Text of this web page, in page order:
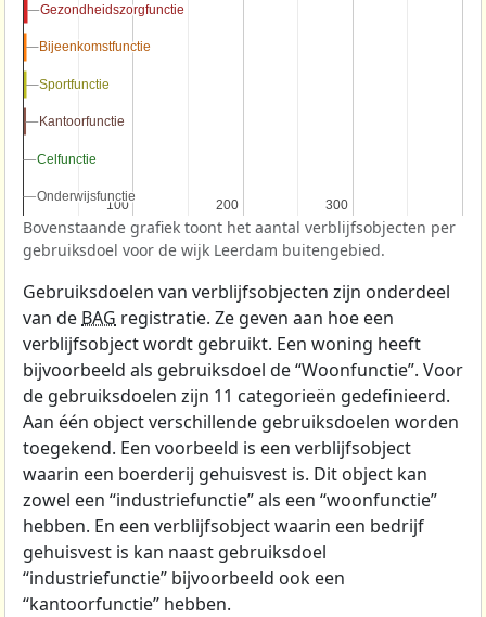
100
100 200
200 300
300
Gezondheidszorgfunctie
Gezondheidszorgfunctie
Bijeenkomstfunctie
Bijeenkomstfunctie
Sportfunctie
Sportfunctie
Kantoorfunctie
Kantoorfunctie
Celfunctie
Celfunctie
Onderwijsfunctie
Onderwijsfunctie
Bovenstaande grafiek toont het aantal verblijfsobjecten per
gebruiksdoel voor de wijk Leerdam buitengebied.
Gebruiksdoelen van verblijfsobjecten zijn onderdeel
van de BAG registratie. Ze geven aan hoe een
verblijfsobject wordt gebruikt. Een woning heeft
bijvoorbeeld als gebruiksdoel de “Woonfunctie”. Voor
de gebruiksdoelen zijn 11 categorieën gedefinieerd.
Aan één object verschillende gebruiksdoelen worden
toegekend. Een voorbeeld is een verblijfsobject
waarin een boerderij gehuisvest is. Dit object kan
zowel een “industriefunctie” als een “woonfunctie”
hebben. En een verblijfsobject waarin een bedrijf
gehuisvest is kan naast gebruiksdoel
“industriefunctie” bijvoorbeeld ook een
“kantoorfunctie” hebben.